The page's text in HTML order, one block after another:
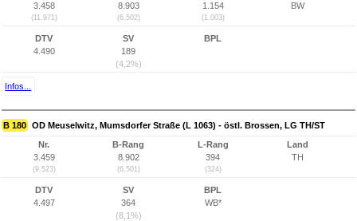
3.458
(11.971)
8.903
(6.502)
1.154
(1.003)
BW
DTV
4.490
SV
189
(4,2%)
BPL
Infos...
B 180 OD Meuselwitz, Mumsdorfer Straße (L 1063) - östl. Brossen, LG TH/ST
Nr.
3.459
(9.523)
B-Rang
8.902
(6.501)
L-Rang
394
(324)
Land
TH
DTV
4.497
SV
364
(8,1%)
BPL
WB*